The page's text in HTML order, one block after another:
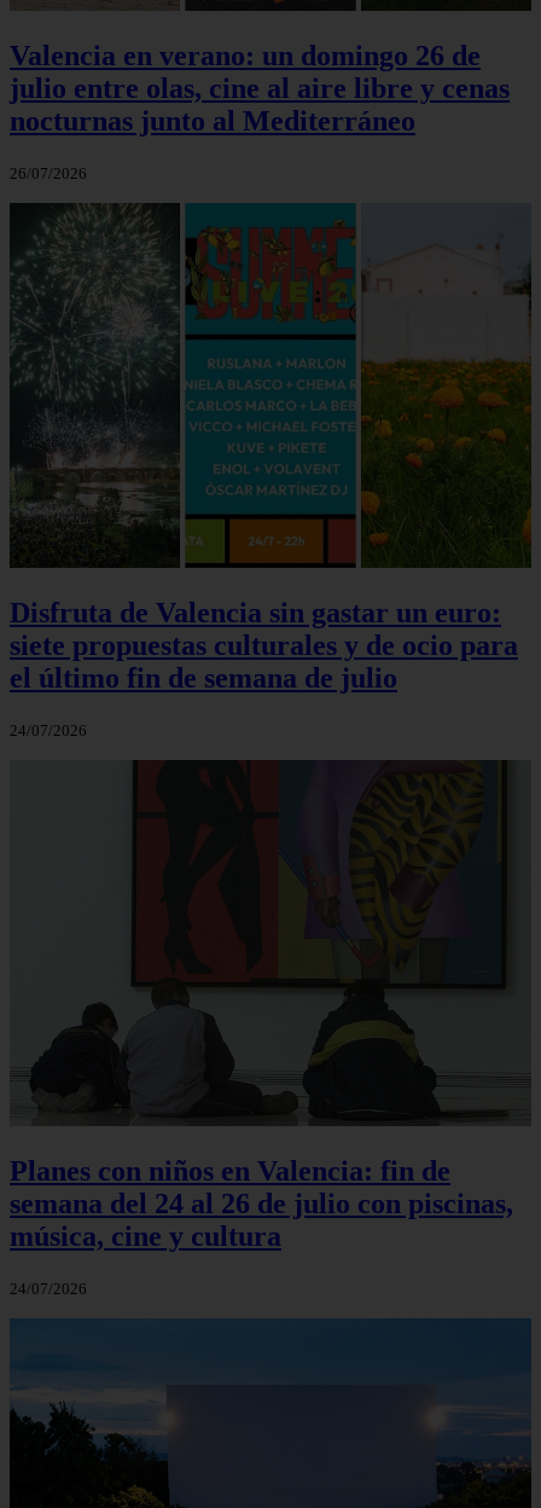
Valencia en verano: un domingo 26 de
julio entre olas, cine al aire libre y cenas
nocturnas junto al Mediterráneo
26/07/2026
Disfruta de Valencia sin gastar un euro:
siete propuestas culturales y de ocio para
el último fin de semana de julio
24/07/2026
Planes con niños en Valencia: fin de
semana del 24 al 26 de julio con piscinas,
música, cine y cultura
24/07/2026